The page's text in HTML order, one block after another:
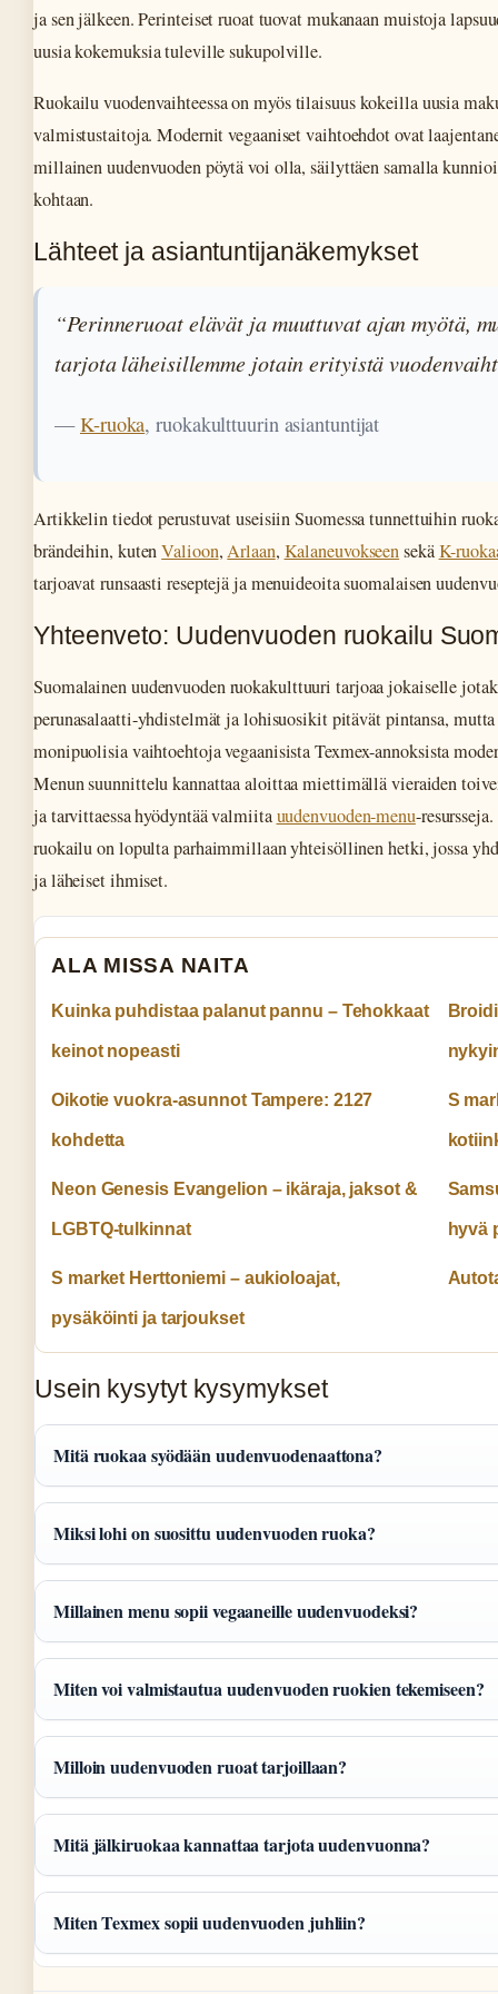
ja sen jälkeen. Perinteiset ruoat tuovat mukanaan muistoja
uusia kokemuksia tuleville sukupolville.
Ruokailu vuodenvaihteessa on myös tilaisuus kokeilla uusia
valmistustaitoja. Modernit vegaaniset vaihtoehdot ovat
millainen uudenvuoden pöytä voi olla, säilyttäen samalla
kohtaan.
Lähteet ja asiantuntijanäkemykset
“Perinneruoat elävät ja muuttuvat ajan myötä,
tarjota läheisillemme jotain erityistä
—K-ruoka, ruokakulttuurin asiantuntijat
Artikkelin tiedot perustuvat useisiin Suomessa tunnettuihin
brändeihin, kutenValioon,Arlaan, KalaneuvokseensekäK-
tarjoavat runsaasti reseptejä ja menuideoita suomalaisen
Yhteenveto: Uudenvuoden ruokailu
Suomalainen uudenvuoden ruokakulttuuri tarjoaa jokaiselle
perunasalaatti-yhdistelmät ja lohisuosikit pitävät pintansa,
monipuolisia vaihtoehtoja vegaanisista Texmex-annoksista
Menun suunnittelu kannattaa aloittaa miettimällä vieraiden
ja tarvittaessa hyödyntää valmiitauudenvuoden-menu-
ruokailu on lopulta parhaimmillaan yhteisöllinen hetki, jossa
ja läheiset ihmiset.
ALA MISSA NAITA
Kuinka puhdistaa palanut pannu – Tehokkaat
keinot nopeasti
Oikotie vuokra-asunnot Tampere: 2127
kohdetta
S
Neon Genesis Evangelion – ikäraja, jaksot &
LGBTQ-tulkinnat hyvä
S market Herttoniemi – aukioloajat,
pysäköinti ja tarjoukset
Usein kysytyt kysymykset
Mitä ruokaa syödään uudenvuodenaattona?
Miksi lohi on suosittu uudenvuoden ruoka?
Millainen menu sopii vegaaneille uudenvuodeksi?
Miten voi valmistautua uudenvuoden ruokien tekemiseen?
Milloin uudenvuoden ruoat tarjoillaan?
Mitä jälkiruokaa kannattaa tarjota uudenvuonna?
Miten Texmex sopii uudenvuoden juhliin?